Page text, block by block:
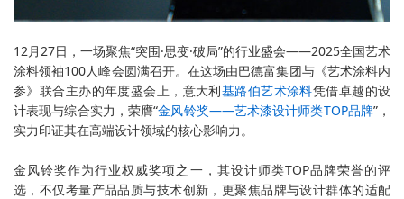
12月27日，一场聚焦“突围·思变·破局”的行业盛会——2025全国艺术
涂料领袖100人峰会圆满召开。在这场由巴德富集团与《艺术涂料内
参》联合主办的年度盛会上，意大利基路伯艺术涂料凭借卓越的设
计表现与综合实力，荣膺“金风铃奖——艺术漆设计师类TOP品牌”，
实力印证其在高端设计领域的核心影响力。
金风铃奖作为行业权威奖项之一，其设计师类TOP品牌荣誉的评
选，不仅考量产品品质与技术创新，更聚焦品牌与设计群体的适配